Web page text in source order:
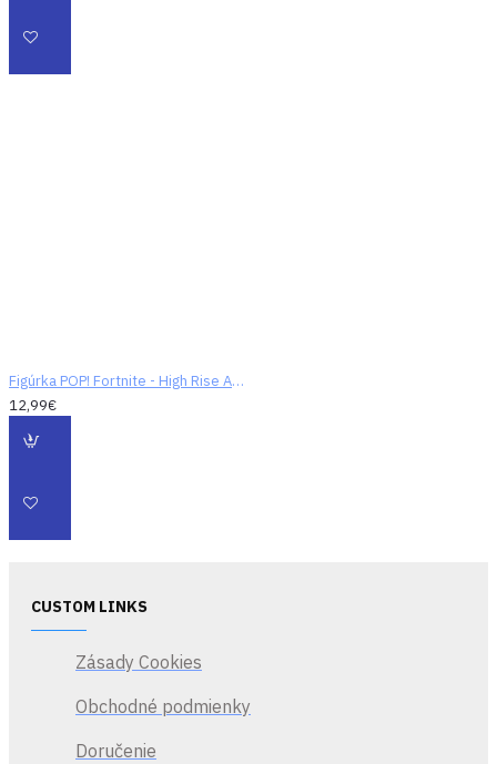
Figúrka POP! Fortnite - High Rise Assault Trooper
12,99€
CUSTOM LINKS
Zásady Cookies
Obchodné podmienky
Doručenie